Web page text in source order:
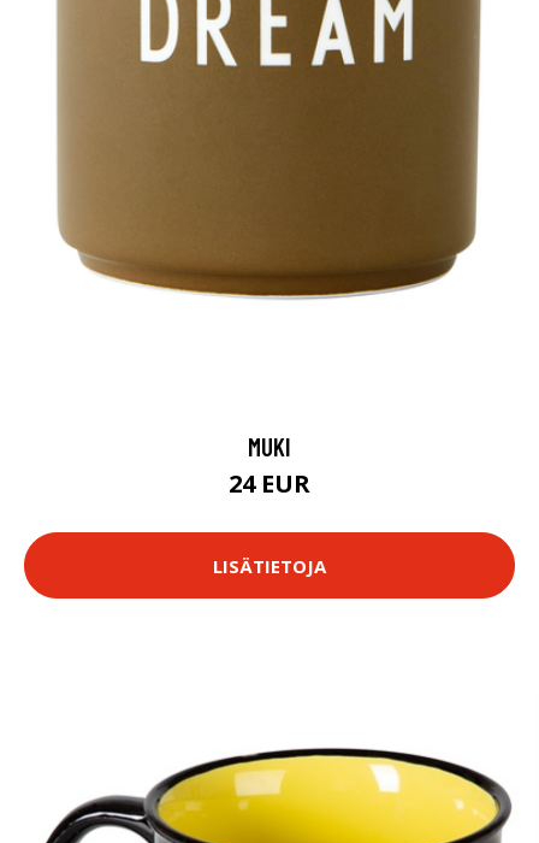
MUKI
24 EUR
LISÄTIETOJA